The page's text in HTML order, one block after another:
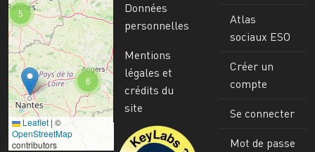
6
5
Leaflet | ©
OpenStreetMap
contributors
Données
personnelles
Mentions
légales et
crédits du
site
Image
Atlas
sociaux ESO
Créer un
compte
Se connecter
Mot de passe